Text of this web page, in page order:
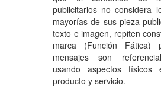
publicitarios no considera
mayorías de sus pieza
texto e imagen, repiten
marca (Función Fática)
mensajes son
usando aspectos físicos
producto y servicio.